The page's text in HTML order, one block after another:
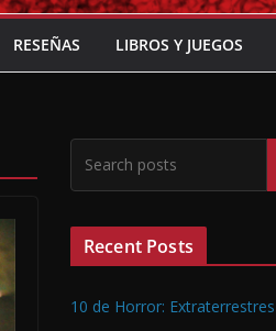
RESEÑAS LIBROS Y JUEGOS
Recent Posts
10 de Horror: